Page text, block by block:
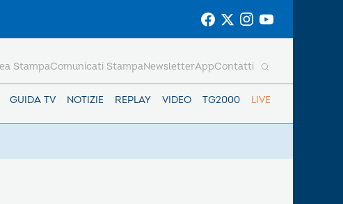
GUIDA TV NOTIZIE REPLAY VIDEO TG2000 LIVE
StampaComunicati StampaNewsletterAppContatti